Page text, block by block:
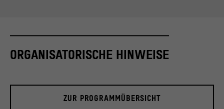
ORGANISATORISCHE HINWEISE
ZUR PROGRAMMÜBERSICHT